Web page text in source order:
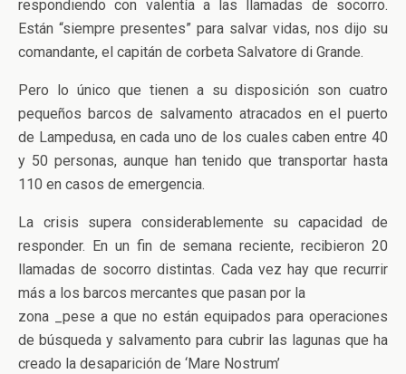
respondiendo con valentía a las llamadas de socorro.
Están “siempre presentes” para salvar vidas, nos dijo su
comandante, el capitán de corbeta Salvatore di Grande.
Pero lo único que tienen a su disposición son cuatro
pequeños barcos de salvamento atracados en el puerto
de Lampedusa, en cada uno de los cuales caben entre 40
y 50 personas, aunque han tenido que transportar hasta
110 en casos de emergencia.
La crisis supera considerablemente su capacidad de
responder. En un fin de semana reciente, recibieron 20
llamadas de socorro distintas. Cada vez hay que recurrir
más a los barcos mercantes que pasan por la
zona _pese a que no están equipados para operaciones
de búsqueda y salvamento para cubrir las lagunas que ha
creado la desaparición de ‘Mare Nostrum’